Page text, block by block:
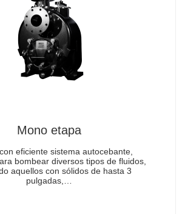
Mono etapa
eficiente sistema autocebante,
bombear diversos tipos de fluidos,
aquellos con sólidos de hasta 3
pulgadas,…